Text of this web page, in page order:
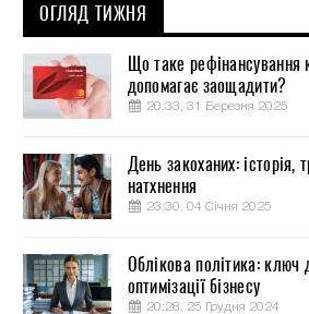
ОГЛЯД ТИЖНЯ
Що таке рефінансування
допомагає заощадити?
20:33, 31 Березня 2025
День закоханих: історія,
натхнення
23:30, 04 Січня 2025
Облікова політика: ключ
оптимізації бізнесу
20:28, 25 Грудня 2024